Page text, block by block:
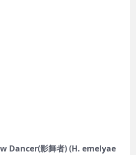
Dancer(影舞者) (H. emelyae